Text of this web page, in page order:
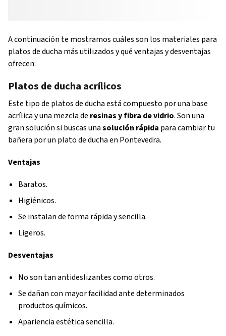
A continuación te mostramos cuáles son los materiales para
platos de ducha más utilizados y qué ventajas y desventajas
ofrecen:
Platos de ducha acrílicos
Este tipo de platos de ducha está compuesto por una base
acrílica y una mezcla de resinas y fibra de vidrio. Son una
gran solución si buscas unasolución rápida para cambiar tu
bañera por un plato de ducha en Pontevedra.
Ventajas
Baratos.
Higiénicos.
Se instalan de forma rápida y sencilla.
Ligeros.
Desventajas
No son tan antideslizantes como otros.
Se dañan con mayor facilidad ante determinados
productos químicos.
Apariencia estética sencilla.